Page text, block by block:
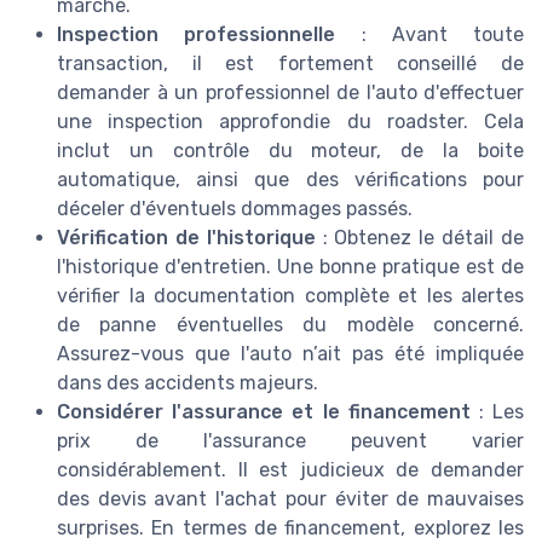
marché.
Inspection professionnelle : Avant toute
transaction, il est fortement conseillé de
demander à un professionnel de l'auto d'effectuer
une inspection approfondie du roadster. Cela
inclut un contrôle du moteur, de la boite
automatique, ainsi que des vérifications pour
déceler d'éventuels dommages passés.
Vérification de l'historique : Obtenez le détail de
l'historique d'entretien. Une bonne pratique est de
vérifier la documentation complète et les alertes
de panne éventuelles du modèle concerné.
Assurez-vous que l'auto n’ait pas été impliquée
dans des accidents majeurs.
Considérer l'assurance et le financement : Les
prix de l'assurance peuvent varier
considérablement. Il est judicieux de demander
des devis avant l'achat pour éviter de mauvaises
surprises. En termes de financement, explorez les